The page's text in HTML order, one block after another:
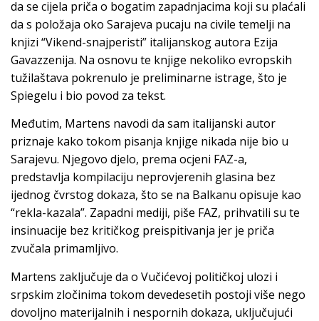
da se cijela priča o bogatim zapadnjacima koji su plaćali
da s položaja oko Sarajeva pucaju na civile temelji na
knjizi “Vikend-snajperisti” italijanskog autora Ezija
Gavazzenija. Na osnovu te knjige nekoliko evropskih
tužilaštava pokrenulo je preliminarne istrage, što je
Spiegelu i bio povod za tekst.
Međutim, Martens navodi da sam italijanski autor
priznaje kako tokom pisanja knjige nikada nije bio u
Sarajevu. Njegovo djelo, prema ocjeni FAZ-a,
predstavlja kompilaciju neprovjerenih glasina bez
ijednog čvrstog dokaza, što se na Balkanu opisuje kao
“rekla-kazala”. Zapadni mediji, piše FAZ, prihvatili su te
insinuacije bez kritičkog preispitivanja jer je priča
zvučala primamljivo.
Martens zaključuje da o Vučićevoj političkoj ulozi i
srpskim zločinima tokom devedesetih postoji više nego
dovoljno materijalnih i nespornih dokaza, uključujući